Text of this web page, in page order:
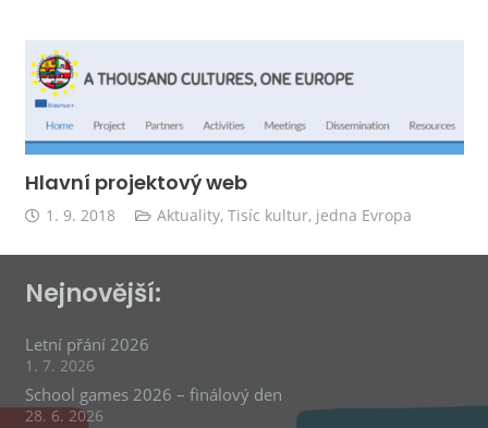
Hlavní projektový web
1. 9. 2018 Aktuality,Tisíc kultur, jedna Evropa
Nejnovější:
Letní přání 2026
1. 7. 2026
School games 2026 – finálový den
28. 6. 2026